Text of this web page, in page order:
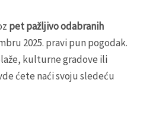
pet pažljivo odabranih
2025. pravi pun pogodak.
kulturne gradove ili
ćete naći svoju sledeću